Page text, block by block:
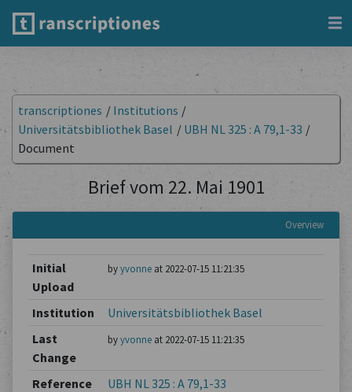
transcriptiones / Institutions /
Universitätsbibliothek Basel / UBH NL 325 : A 79,1-33 /
Document
Brief vom 22. Mai 1901
Overview
Initial
Upload
byyvonneat 2022-07-15 11:21:35
Institution
Universitätsbibliothek Basel
Last
Change
byyvonneat 2022-07-15 11:21:35
Reference
UBH NL 325 : A 79,1-33